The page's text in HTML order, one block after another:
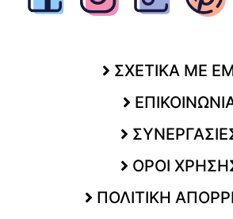
ΣΧΕΤΙΚΑ ΜΕ
ΟΡΟΙ
ΠΟΛΙΤΙΚΗ